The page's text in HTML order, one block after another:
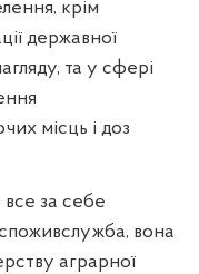
крім
державної
та у сфері
місць і доз
за себе
вона
аграрної